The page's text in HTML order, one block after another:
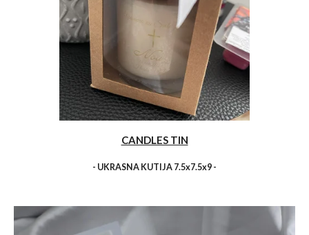
CANDLES TIN
- UKRASNA KUTIJA 7.5x7.5x9 -